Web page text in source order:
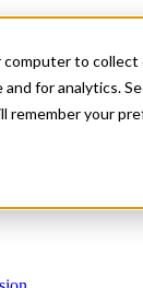
to
for analytics.
remember your